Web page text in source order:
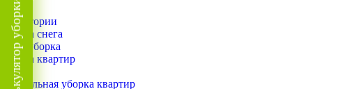
Назад
Территории
Уборка снега
ВИП-уборка
Уборка квартир
Назад
Генеральная уборка квартир
Калькулятор уборки